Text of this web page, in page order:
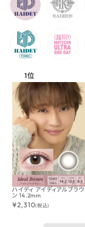
ハイディ アイディアルブラウ
ン 14.2mm
¥2,310(税込)